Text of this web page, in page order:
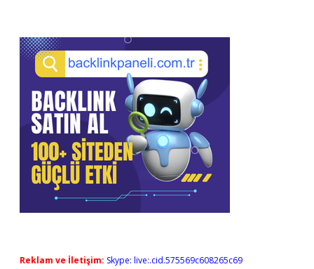
Reklam ve İletişim: Skype: live:.cid.575569c608265c69